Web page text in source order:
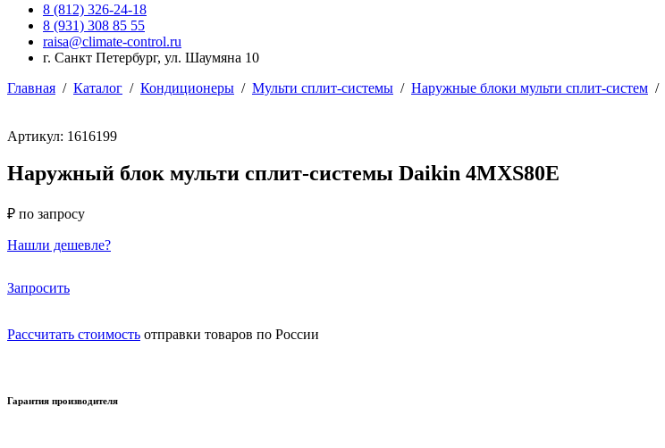
8 (812) 326-24-18
8 (931) 308 85 55
raisa@climate-control.ru
г. Санкт Петербург, ул. Шаумяна 10
Главная / Каталог / Кондиционеры / Мульти сплит-системы / Наружные блоки мульти сплит-систем /
Артикул: 1616199
Наружный блок мульти сплит-системы Daikin 4MXS80E
₽ по запросу
Нашли дешевле?
Запросить
Рассчитать стоимость отправки товаров по России
Гарантия производителя